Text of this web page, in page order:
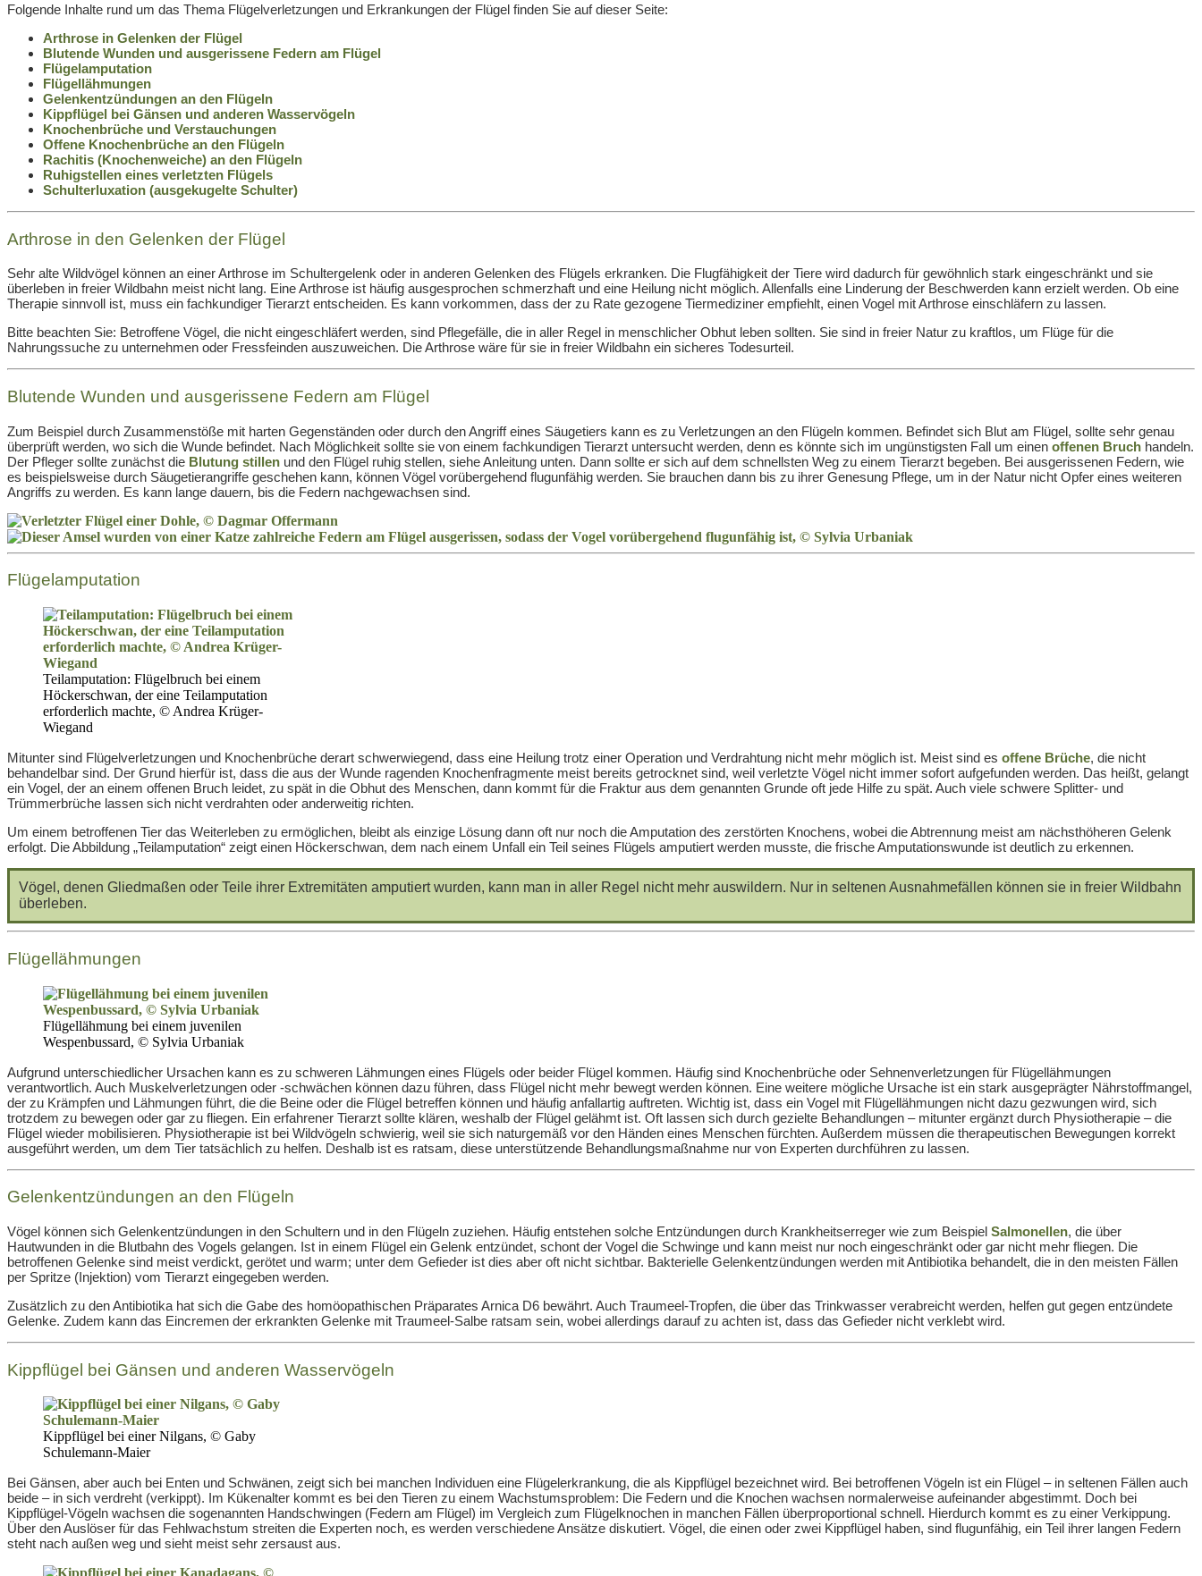
Folgende Inhalte rund um das Thema Flügelverletzungen und Erkrankungen der Flügel finden Sie auf dieser Seite:
Arthrose in Gelenken der Flügel
Blutende Wunden und ausgerissene Federn am Flügel
Flügelamputation
Flügellähmungen
Gelenkentzündungen an den Flügeln
Kippflügel bei Gänsen und anderen Wasservögeln
Knochenbrüche und Verstauchungen
Offene Knochenbrüche an den Flügeln
Rachitis (Knochenweiche) an den Flügeln
Ruhigstellen eines verletzten Flügels
Schulterluxation (ausgekugelte Schulter)
Arthrose in den Gelenken der Flügel
Sehr alte Wildvögel können an einer Arthrose im Schultergelenk oder in anderen Gelenken des Flügels erkranken. Die Flugfähigkeit der Tiere wird dadurch für gewöhnlich stark eingeschränkt und sie
überleben in freier Wildbahn meist nicht lang. Eine Arthrose ist häufig ausgesprochen schmerzhaft und eine Heilung nicht möglich. Allenfalls eine Linderung der Beschwerden kann erzielt werden. Ob eine
Therapie sinnvoll ist, muss ein fachkundiger Tierarzt entscheiden. Es kann vorkommen, dass der zu Rate gezogene Tiermediziner empfiehlt, einen Vogel mit Arthrose einschläfern zu lassen.
Bitte beachten Sie: Betroffene Vögel, die nicht eingeschläfert werden, sind Pflegefälle, die in aller Regel in menschlicher Obhut leben sollten. Sie sind in freier Natur zu kraftlos, um Flüge für die
Nahrungssuche zu unternehmen oder Fressfeinden auszuweichen. Die Arthrose wäre für sie in freier Wildbahn ein sicheres Todesurteil.
Blutende Wunden und ausgerissene Federn am Flügel
Zum Beispiel durch Zusammenstöße mit harten Gegenständen oder durch den Angriff eines Säugetiers kann es zu Verletzungen an den Flügeln kommen. Befindet sich Blut am Flügel, sollte sehr genau
überprüft werden, wo sich die Wunde befindet. Nach Möglichkeit sollte sie von einem fachkundigen Tierarzt untersucht werden, denn es könnte sich im ungünstigsten Fall um einen offenen Bruch handeln.
Der Pfleger sollte zunächst die Blutung stillen und den Flügel ruhig stellen, siehe Anleitung unten. Dann sollte er sich auf dem schnellsten Weg zu einem Tierarzt begeben. Bei ausgerissenen Federn, wie
es beispielsweise durch Säugetierangriffe geschehen kann, können Vögel vorübergehend flugunfähig werden. Sie brauchen dann bis zu ihrer Genesung Pflege, um in der Natur nicht Opfer eines weiteren
Angriffs zu werden. Es kann lange dauern, bis die Federn nachgewachsen sind.
Flügelamputation
Teilamputation: Flügelbruch bei einem
Höckerschwan, der eine Teilamputation
erforderlich machte, © Andrea Krüger-
Wiegand
Mitunter sind Flügelverletzungen und Knochenbrüche derart schwerwiegend, dass eine Heilung trotz einer Operation und Verdrahtung nicht mehr möglich ist. Meist sind es offene Brüche, die nicht
behandelbar sind. Der Grund hierfür ist, dass die aus der Wunde ragenden Knochenfragmente meist bereits getrocknet sind, weil verletzte Vögel nicht immer sofort aufgefunden werden. Das heißt, gelangt
ein Vogel, der an einem offenen Bruch leidet, zu spät in die Obhut des Menschen, dann kommt für die Fraktur aus dem genannten Grunde oft jede Hilfe zu spät. Auch viele schwere Splitter- und
Trümmerbrüche lassen sich nicht verdrahten oder anderweitig richten.
Um einem betroffenen Tier das Weiterleben zu ermöglichen, bleibt als einzige Lösung dann oft nur noch die Amputation des zerstörten Knochens, wobei die Abtrennung meist am nächsthöheren Gelenk
erfolgt. Die Abbildung „Teilamputation“ zeigt einen Höckerschwan, dem nach einem Unfall ein Teil seines Flügels amputiert werden musste, die frische Amputationswunde ist deutlich zu erkennen.
Vögel, denen Gliedmaßen oder Teile ihrer Extremitäten amputiert wurden, kann man in aller Regel nicht mehr auswildern. Nur in seltenen Ausnahmefällen können sie in freier Wildbahn
überleben.
Flügellähmungen
Flügellähmung bei einem juvenilen
Wespenbussard, © Sylvia Urbaniak
Aufgrund unterschiedlicher Ursachen kann es zu schweren Lähmungen eines Flügels oder beider Flügel kommen. Häufig sind Knochenbrüche oder Sehnenverletzungen für Flügellähmungen
verantwortlich. Auch Muskelverletzungen oder -schwächen können dazu führen, dass Flügel nicht mehr bewegt werden können. Eine weitere mögliche Ursache ist ein stark ausgeprägter Nährstoffmangel,
der zu Krämpfen und Lähmungen führt, die die Beine oder die Flügel betreffen können und häufig anfallartig auftreten. Wichtig ist, dass ein Vogel mit Flügellähmungen nicht dazu gezwungen wird, sich
trotzdem zu bewegen oder gar zu fliegen. Ein erfahrener Tierarzt sollte klären, weshalb der Flügel gelähmt ist. Oft lassen sich durch gezielte Behandlungen – mitunter ergänzt durch Physiotherapie – die
Flügel wieder mobilisieren. Physiotherapie ist bei Wildvögeln schwierig, weil sie sich naturgemäß vor den Händen eines Menschen fürchten. Außerdem müssen die therapeutischen Bewegungen korrekt
ausgeführt werden, um dem Tier tatsächlich zu helfen. Deshalb ist es ratsam, diese unterstützende Behandlungsmaßnahme nur von Experten durchführen zu lassen.
Gelenkentzündungen an den Flügeln
Vögel können sich Gelenkentzündungen in den Schultern und in den Flügeln zuziehen. Häufig entstehen solche Entzündungen durch Krankheitserreger wie zum Beispiel Salmonellen, die über
Hautwunden in die Blutbahn des Vogels gelangen. Ist in einem Flügel ein Gelenk entzündet, schont der Vogel die Schwinge und kann meist nur noch eingeschränkt oder gar nicht mehr fliegen. Die
betroffenen Gelenke sind meist verdickt, gerötet und warm; unter dem Gefieder ist dies aber oft nicht sichtbar. Bakterielle Gelenkentzündungen werden mit Antibiotika behandelt, die in den meisten Fällen
per Spritze (Injektion) vom Tierarzt eingegeben werden.
Zusätzlich zu den Antibiotika hat sich die Gabe des homöopathischen Präparates Arnica D6 bewährt. Auch Traumeel-Tropfen, die über das Trinkwasser verabreicht werden, helfen gut gegen entzündete
Gelenke. Zudem kann das Eincremen der erkrankten Gelenke mit Traumeel-Salbe ratsam sein, wobei allerdings darauf zu achten ist, dass das Gefieder nicht verklebt wird.
Kippflügel bei Gänsen und anderen Wasservögeln
Kippflügel bei einer Nilgans, © Gaby
Schulemann-Maier
Bei Gänsen, aber auch bei Enten und Schwänen, zeigt sich bei manchen Individuen eine Flügelerkrankung, die als Kippflügel bezeichnet wird. Bei betroffenen Vögeln ist ein Flügel – in seltenen Fällen auch
beide – in sich verdreht (verkippt). Im Kükenalter kommt es bei den Tieren zu einem Wachstumsproblem: Die Federn und die Knochen wachsen normalerweise aufeinander abgestimmt. Doch bei
Kippflügel-Vögeln wachsen die sogenannten Handschwingen (Federn am Flügel) im Vergleich zum Flügelknochen in manchen Fällen überproportional schnell. Hierdurch kommt es zu einer Verkippung.
Über den Auslöser für das Fehlwachstum streiten die Experten noch, es werden verschiedene Ansätze diskutiert. Vögel, die einen oder zwei Kippflügel haben, sind flugunfähig, ein Teil ihrer langen Federn
steht nach außen weg und sieht meist sehr zersaust aus.